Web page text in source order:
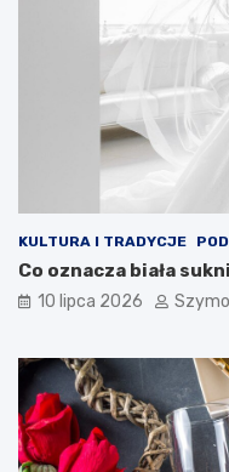
KULTURA I TRADYCJE
Co oznacza biała
10 lipca 2026